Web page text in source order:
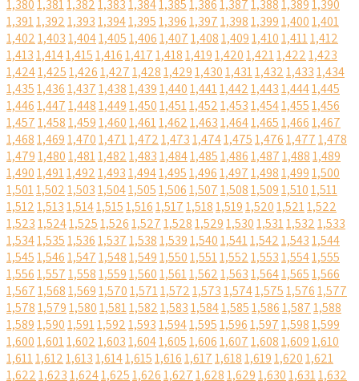
1,3801,3811,3821,3831,3841,3851,3861,3871,3881,3891,390
1,3911,3921,3931,3941,3951,3961,3971,3981,3991,4001,401
1,4021,4031,4041,4051,4061,4071,4081,4091,4101,4111,412
1,4131,4141,4151,4161,4171,4181,4191,4201,4211,4221,423
1,4241,4251,4261,4271,4281,4291,4301,4311,4321,4331,434
1,4351,4361,4371,4381,4391,4401,4411,4421,4431,4441,445
1,4461,4471,4481,4491,4501,4511,4521,4531,4541,4551,456
1,4571,4581,4591,4601,4611,4621,4631,4641,4651,4661,467
1,4681,4691,4701,4711,4721,4731,4741,4751,4761,4771,478
1,4791,4801,4811,4821,4831,4841,4851,4861,4871,4881,489
1,4901,4911,4921,4931,4941,4951,4961,4971,4981,4991,500
1,5011,5021,5031,5041,5051,5061,5071,5081,5091,5101,511
1,5121,5131,5141,5151,5161,5171,5181,5191,5201,5211,522
1,5231,5241,5251,5261,5271,5281,5291,5301,5311,5321,533
1,5341,5351,5361,5371,5381,5391,5401,5411,5421,5431,544
1,5451,5461,5471,5481,5491,5501,5511,5521,5531,5541,555
1,5561,5571,5581,5591,5601,5611,5621,5631,5641,5651,566
1,5671,5681,5691,5701,5711,5721,5731,5741,5751,5761,577
1,5781,5791,5801,5811,5821,5831,5841,5851,5861,5871,588
1,5891,5901,5911,5921,5931,5941,5951,5961,5971,5981,599
1,6001,6011,6021,6031,6041,6051,6061,6071,6081,6091,610
1,6111,6121,6131,6141,6151,6161,6171,6181,6191,6201,621
1,6221,6231,6241,6251,6261,6271,6281,6291,6301,6311,632